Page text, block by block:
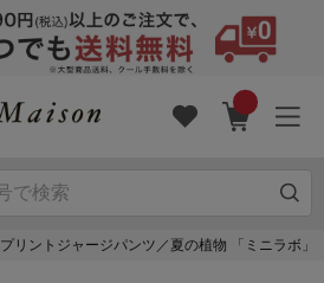
プリントジャージパンツ／夏の植物 「ミニラボ」